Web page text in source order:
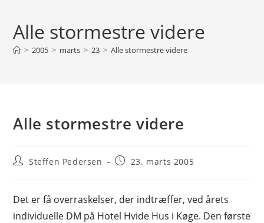
Alle stormestre videre
> 2005 > marts > 23 > Alle stormestre videre
Alle stormestre videre
PostSteffen Pedersen
Post23. marts 2005
Det er få overraskelser, der indtræffer, ved årets
individuelle DM på Hotel Hvide Hus i Køge. Den første